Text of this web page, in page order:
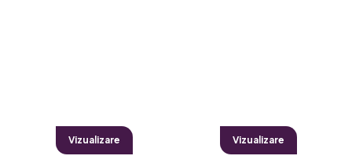
Vizualizare Vizualizare